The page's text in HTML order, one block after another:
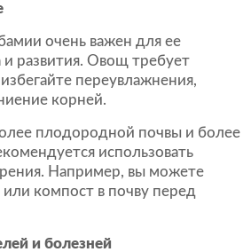
очень важен для ее
и развития. Овощ требует
переувлажнения,
корней.
плодородной почвы и более
использовать
Например, вы можете
компост в почву перед
и болезней